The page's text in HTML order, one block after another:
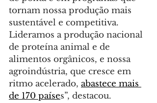
tornam nossa produção mais
sustentável e competitiva.
Lideramos a produção nacional
de proteína animal e de
alimentos orgânicos, e nossa
agroindústria, que cresce em
ritmo acelerado, abastece mais
de 170 países”, destacou.